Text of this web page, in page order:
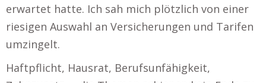
erwartet hatte. Ich sah mich plötzlich von einer
riesigen Auswahl an Versicherungen und Tarifen
umzingelt.
Haftpflicht, Hausrat, Berufsunfähigkeit,